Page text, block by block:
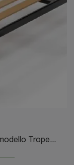
Se desideri reti letto fisse, ecco qui il modello Tropea di DEM armonie del sonno per ultimare la zona notte.